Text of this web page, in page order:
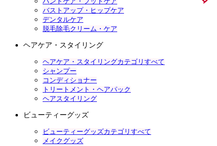
バストアップ・ヒップケア
デンタルケア
脱毛除毛クリーム・ケア
ヘアケア・スタイリング
ヘアケア・スタイリングカテゴリすべて
シャンプー
コンディショナー
トリートメント・ヘアパック
ヘアスタイリング
ビューティーグッズ
ビューティーグッズカテゴリすべて
メイクグッズ